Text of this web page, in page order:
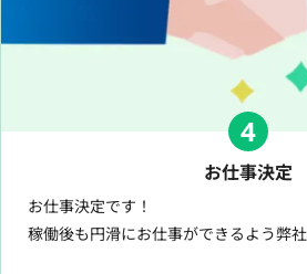
4
お仕事決定
お仕事決定です！
稼働後も円滑にお仕事ができるよう弊社